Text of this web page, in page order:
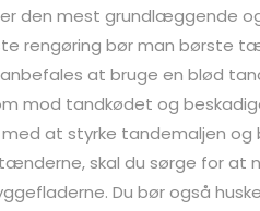
den mest grundlæggende
rengøring bør man børste
at bruge en blød
mod tandkødet og
at styrke tandemaljen
skal du sørge for at
Du bør også